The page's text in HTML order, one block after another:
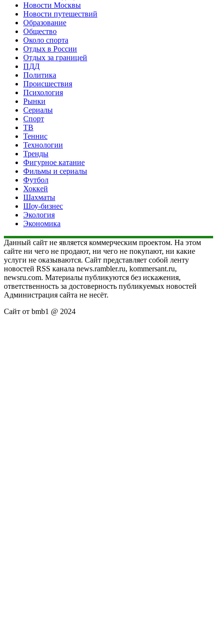
Новости Москвы
Новости путешествий
Образование
Общество
Около спорта
Отдых в России
Отдых за границей
ПДД
Политика
Происшествия
Психология
Рынки
Сериалы
Спорт
ТВ
Теннис
Технологии
Тренды
Фигурное катание
Фильмы и сериалы
Футбол
Хоккей
Шахматы
Шоу-бизнес
Экология
Экономика
Данный сайт не является коммерческим проектом. На этом
сайте ни чего не продают, ни чего не покупают, ни какие
услуги не оказываются. Сайт представляет собой ленту
новостей RSS канала news.rambler.ru, kommersant.ru,
newsru.com. Материалы публикуются без искажения,
ответственность за достоверность публикуемых новостей
Администрация сайта не несёт.
Сайт от bmb1 @ 2024